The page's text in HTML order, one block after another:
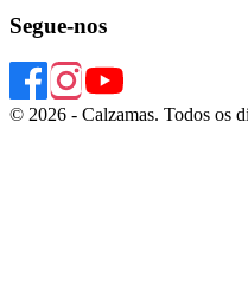
Segue-nos
© 2026 - Calzamas. Todos os